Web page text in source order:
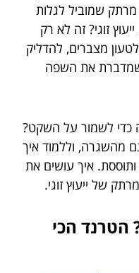
שמוביל לגלות
זוגי? זה לא רק
מצברים, להדליק
שמדברת את השפה
כדי לשמור על השקט?
מהשגרה, וללמוד איך
איך עושים את
של ייעוץ זוגי.
הטרנד הכי